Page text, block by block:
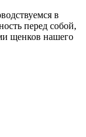
в
перед собой,
щенков нашего